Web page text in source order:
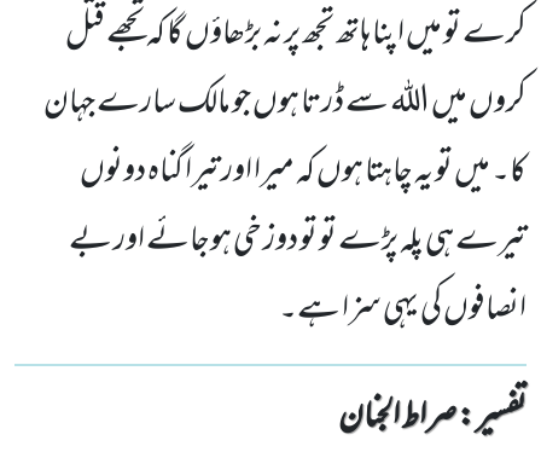
کرے تو میں اپنا ہاتھ تجھ پر نہ بڑھاؤں گا کہ تجھے قتل
کروں میں اللہ سے ڈرتا ہوں جو مالک سارے جہان
کا۔ میں تو یہ چاہتا ہوں کہ میرا اور تیرا گناہ دونوں
تیرے ہی پلہ پڑے تو تو دوز خی ہوجائے اور بے
انصافوں کی یہی سزا ہے۔
تفسیر : ‎صراط الجنان